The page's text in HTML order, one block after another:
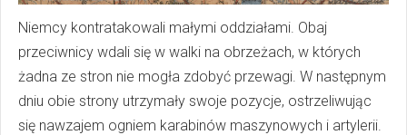
Niemcy kontratakowali małymi oddziałami. Obaj
przeciwnicy wdali się w walki na obrzeżach, w których
żadna ze stron nie mogła zdobyć przewagi. W następnym
dniu obie strony utrzymały swoje pozycje, ostrzeliwując
się nawzajem ogniem karabinów maszynowych i artylerii.